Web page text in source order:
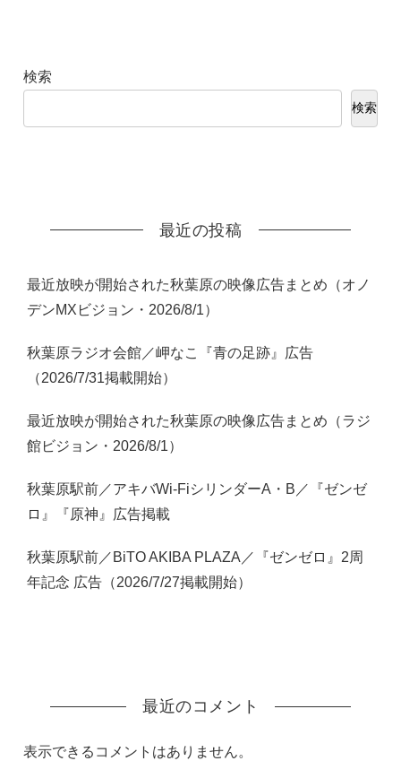
検索
検索
最近の投稿
最近放映が開始された秋葉原の映像広告まとめ（オノ
デンMXビジョン・2026/8/1）
秋葉原ラジオ会館／岬なこ『青の足跡』広告
（2026/7/31掲載開始）
最近放映が開始された秋葉原の映像広告まとめ（ラジ
館ビジョン・2026/8/1）
秋葉原駅前／アキバWi-FiシリンダーA・B／『ゼンゼ
ロ』『原神』広告掲載
秋葉原駅前／BiTO AKIBA PLAZA／『ゼンゼロ』2周
年記念 広告（2026/7/27掲載開始）
最近のコメント
表示できるコメントはありません。